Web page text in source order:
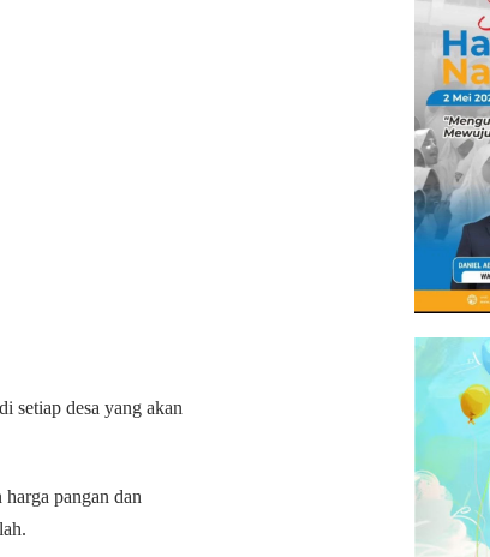
setiap desa yang akan
pangan dan